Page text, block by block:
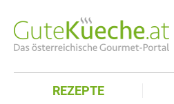
REZEPTE